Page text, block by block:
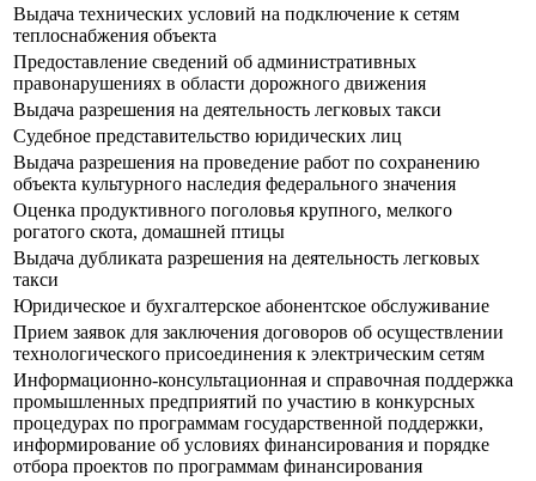
Выдача технических условий на подключение к сетям
теплоснабжения объекта
Предоставление сведений об административных
правонарушениях в области дорожного движения
Выдача разрешения на деятельность легковых такси
Судебное представительство юридических лиц
Выдача разрешения на проведение работ по сохранению
объекта культурного наследия федерального значения
Оценка продуктивного поголовья крупного, мелкого
рогатого скота, домашней птицы
Выдача дубликата разрешения на деятельность легковых
такси
Юридическое и бухгалтерское абонентское обслуживание
Прием заявок для заключения договоров об осуществлении
технологического присоединения к электрическим сетям
Информационно-консультационная и справочная поддержка
промышленных предприятий по участию в конкурсных
процедурах по программам государственной поддержки,
информирование об условиях финансирования и порядке
отбора проектов по программам финансирования